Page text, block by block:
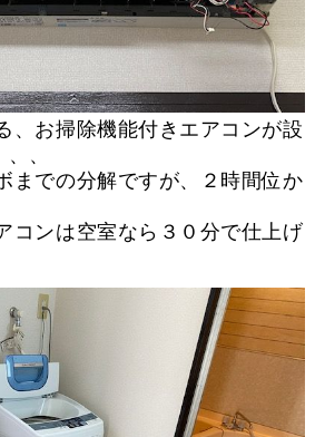
、お掃除機能付きエアコンが設
、
までの分解ですが、２時間位か
コンは空室なら３０分で仕上げ